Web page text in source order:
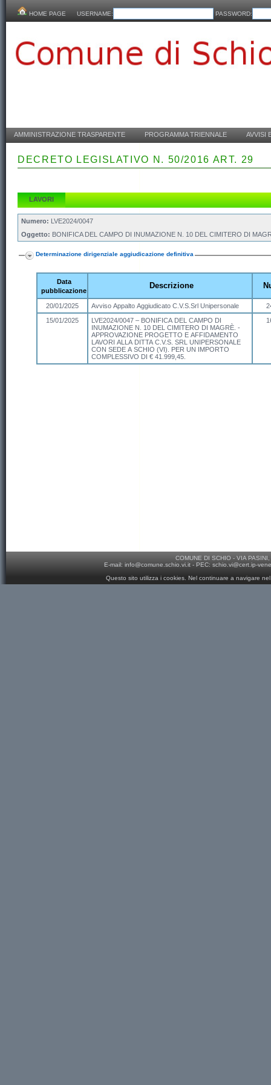
HOME PAGE USERNAME: PASSWORD:
AMMINISTRAZIONE TRASPARENTE PROGRAMMA TRIENNALE AVVISI
DECRETO LEGISLATIVO N. 50/2016 ART. 29
LAVORI
Numero: LVE2024/0047
Oggetto: BONIFICA DEL CAMPO DI INUMAZIONE N. 10 DEL CIMITERO DI
Determinazione dirigenziale aggiudicazione definitiva
Data
pubblicazione
Descrizione
20/01/2025 Avviso Appalto Aggiudicato C.V.S.Srl Unipersonale
15/01/2025
LVE2024/0047 – BONIFICA DEL CAMPO DI
INUMAZIONE N. 10 DEL CIMITERO DI MAGRÈ. -
APPROVAZIONE PROGETTO E AFFIDAMENTO
LAVORI ALLA DITTA C.V.S. SRL UNIPERSONALE
CON SEDE A SCHIO (VI). PER UN IMPORTO
COMPLESSIVO DI € 41.999,45.
COMUNE DI SCHIO - VIA
E-mail: info@comune.schio.vi.it - PEC: schio.vi@cert.ip-
Questo sito utilizza i cookies. Nel continuare a navigare